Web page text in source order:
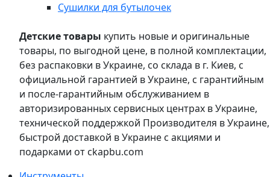
Сушилки для бутылочек
Детские товары купить новые и оригинальные
товары, по выгодной цене, в полной комплектации,
без распаковки в Украине, со склада в г. Киев, с
официальной гарантией в Украине, с гарантийным
и после-гарантийным обслуживанием в
авторизированных сервисных центрах в Украине,
технической поддержкой Производителя в Украине,
быстрой доставкой в Украине с акциями и
подарками от ckapbu.com